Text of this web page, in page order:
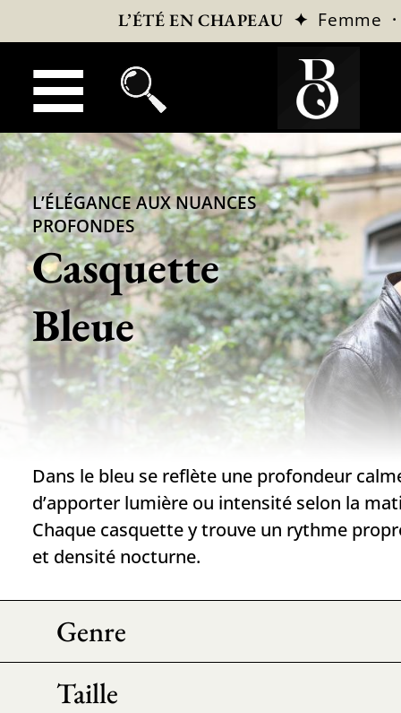
L’ÉTÉ EN CHAPEAU ✦ Femme
L’ÉLÉGANCE AUX NUANCES
PROFONDES
Casquette
Bleue
Dans le bleu se reflète une profondeur
d’apporter lumière ou intensité selon la
Chaque casquette y trouve un rythme
et densité nocturne.
Genre
Taille